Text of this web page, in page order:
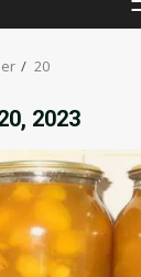
20
2023